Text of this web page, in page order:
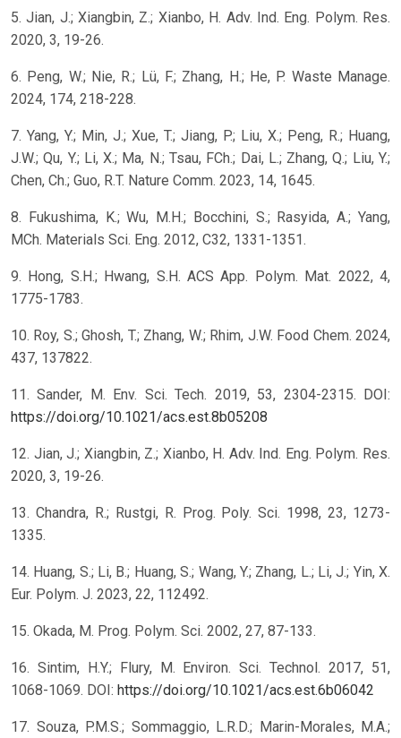
5. Jian, J.; Xiangbin, Z.; Xianbo, H. Adv. Ind. Eng. Polym. Res.
2020, 3, 19-26.
6. Peng, W.; Nie, R.; Lü, F.; Zhang, H.; He, P. Waste Manage.
2024, 174, 218-228.
7. Yang, Y.; Min, J.; Xue, T.; Jiang, P.; Liu, X.; Peng, R.; Huang,
J.W.; Qu, Y.; Li, X.; Ma, N.; Tsau, FCh.; Dai, L.; Zhang, Q.; Liu, Y.;
Chen, Ch.; Guo, R.T. Nature Comm. 2023, 14, 1645.
8. Fukushima, K.; Wu, M.H.; Bocchini, S.; Rasyida, A.; Yang,
MCh. Materials Sci. Eng. 2012, C32, 1331-1351.
9. Hong, S.H.; Hwang, S.H. ACS App. Polym. Mat. 2022, 4,
1775-1783.
10. Roy, S.; Ghosh, T.; Zhang, W.; Rhim, J.W. Food Chem. 2024,
437, 137822.
11. Sander, M. Env. Sci. Tech. 2019, 53, 2304-2315. DOI:
https://doi.org/10.1021/acs.est.8b05208
12. Jian, J.; Xiangbin, Z.; Xianbo, H. Adv. Ind. Eng. Polym. Res.
2020, 3, 19-26.
13. Chandra, R.; Rustgi, R. Prog. Poly. Sci. 1998, 23, 1273-
1335.
14. Huang, S.; Li, B.; Huang, S.; Wang, Y.; Zhang, L.; Li, J.; Yin, X.
Eur. Polym. J. 2023, 22, 112492.
15. Okada, M. Prog. Polym. Sci. 2002, 27, 87-133.
16. Sintim, H.Y.; Flury, M. Environ. Sci. Technol. 2017, 51,
1068-1069. DOI: https://doi.org/10.1021/acs.est.6b06042
17. Souza, P.M.S.; Sommaggio, L.R.D.; Marin-Morales, M.A.;